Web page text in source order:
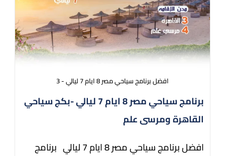
افضل برنامج سياحي مصر 8 ايام 7 ليالي - 3
برنامج سياحي مصر 8 ايام 7 ليالي -بكج سياحي
القاهرة ومرسى علم
افضل برنامج سياحي مصر 8 ايام 7 ليالي برنامج